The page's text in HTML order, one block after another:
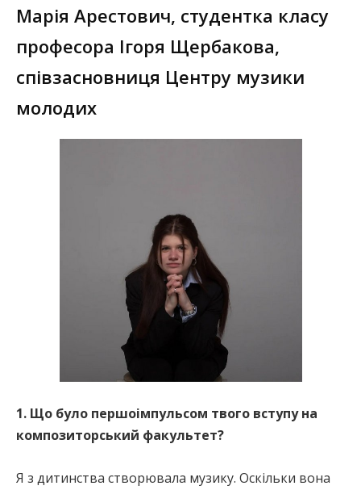
Марія Арестович, студентка класу
професора Ігоря Щербакова,
співзасновниця Центру музики
молодих
1. Що було першоімпульсом твого вступу на
композиторський факультет?
Я з дитинства створювала музику. Оскільки вона